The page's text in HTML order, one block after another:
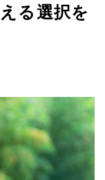
る選択を